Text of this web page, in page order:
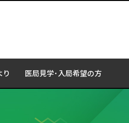
り 医局見学･入局希望の方